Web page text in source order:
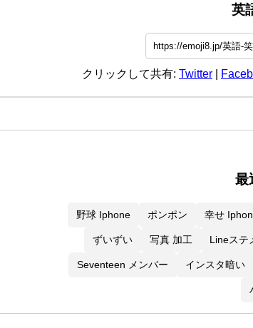
英
クリックして共有: Twitter
最
野球 Iphone ポンポン 幸せ
ずいずい 写真 加工 Lineステ
Seventeen メンバー インスタ暗い